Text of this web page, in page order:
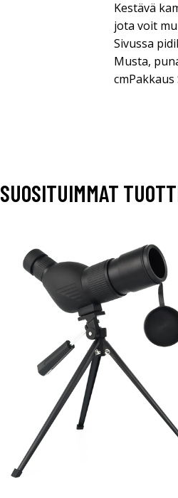
Kestävä
jota voit
Sivussa
Musta,
SUOSITUIMMAT